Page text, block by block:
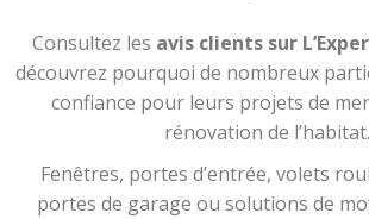
Consultez les avis clients sur
découvrez pourquoi de nombreux
confiance pour leurs projets de
rénovation de l’habitat.
Fenêtres, portes d’entrée, volets
portes de garage ou solutions de